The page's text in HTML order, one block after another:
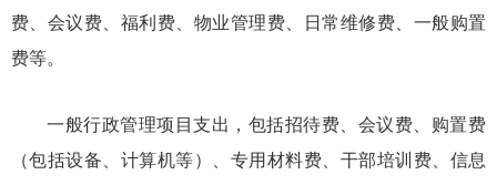
费、会议费、福利费、物业管理费、日常维修费、一般购置
费等。
一般行政管理项目支出，包括招待费、会议费、购置费
（包括设备、计算机等）、专用材料费、干部培训费、信息